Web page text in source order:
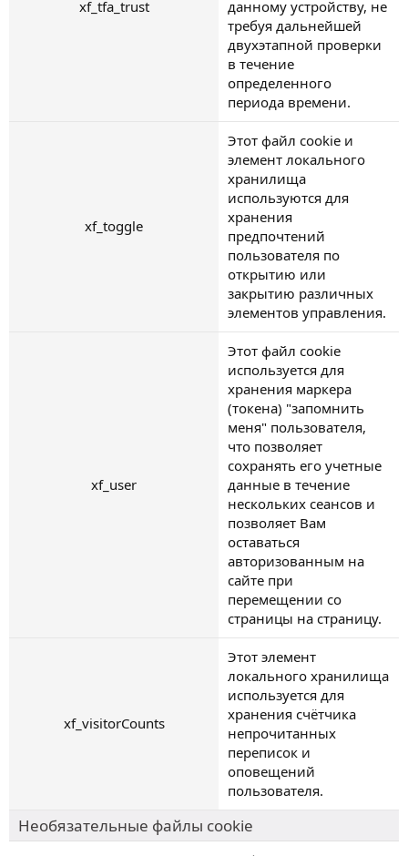
xf_tfa_trust
данному устройству, не
требуя дальнейшей
двухэтапной проверки
в течение
определенного
периода времени.
xf_toggle
Этот файл cookie и
элемент локального
хранилища
используются для
хранения
предпочтений
пользователя по
открытию или
закрытию различных
элементов управления.
xf_user
Этот файл cookie
используется для
хранения маркера
(токена) "запомнить
меня" пользователя,
что позволяет
сохранять его учетные
данные в течение
нескольких сеансов и
позволяет Вам
оставаться
авторизованным на
сайте при
перемещении со
страницы на страницу.
xf_visitorCounts
Этот элемент
локального хранилища
используется для
хранения счётчика
непрочитанных
переписок и
оповещений
пользователя.
Необязательные файлы cookie